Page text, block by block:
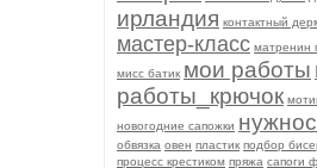
ирландия контактный
мастер-класс матренин
мисс батик мои работы
работы_крючок
новогодние сапожки
обвязка овен пластик подбор
процесс крестиком пряжа сапоги